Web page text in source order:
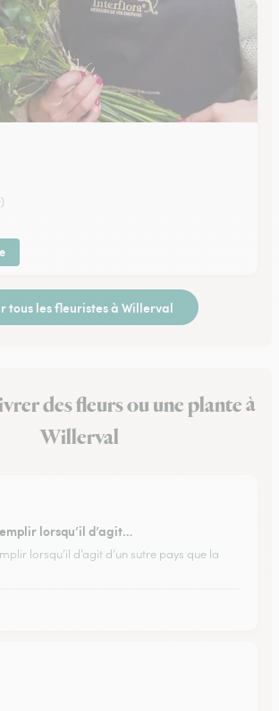
tous les fleuristes à Willerval
des fleurs ou une plante à
Willerval
lorsqu’il d’agit…
lorsqu’il d’agit d’un sutre pays que la